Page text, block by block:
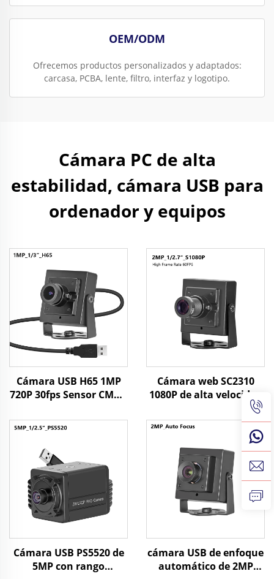
OEM/ODM
Ofrecemos productos personalizados y adaptados:
carcasa, PCBA, lente, filtro, interfaz y logotipo.
Cámara PC de alta
estabilidad, cámara USB para
ordenador y equipos
Cámara USB H65 1MP
720P 30fps Sensor CMOS
cámara mini con
Windows/Android/Linux
Cámara web SC2310
1080P de alta velocidad
60fps USB, 2MP, UVC,
OTG, cámara mini HD
Cámara USB PS5520 de
5MP con rango
cámara USB de enfoque
automático de 2MP